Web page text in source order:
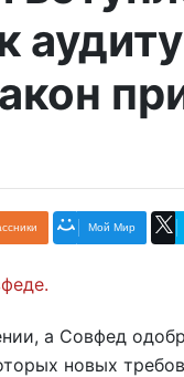
Мой Мир
а Совфед
новых